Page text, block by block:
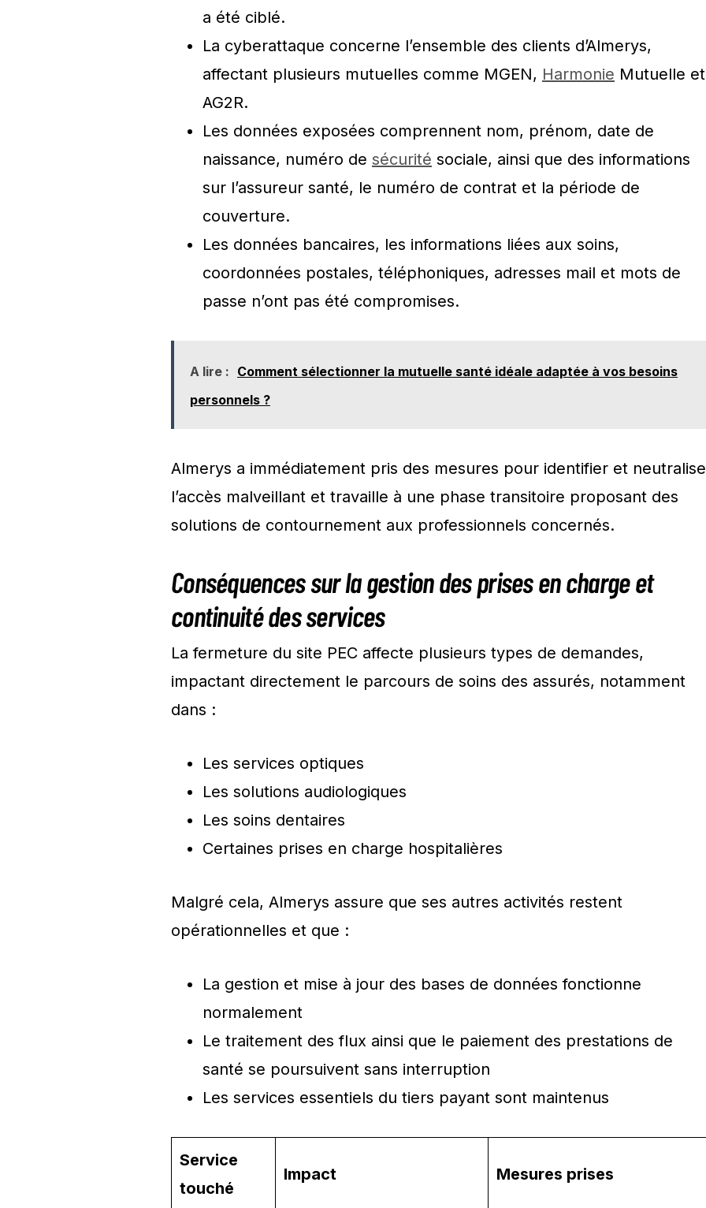
a été ciblé.
La cyberattaque concerne l’ensemble des clients d’Almerys,
affectant plusieurs mutuelles comme MGEN, Harmonie Mutuelle et
AG2R.
Les données exposées comprennent nom, prénom, date de
naissance, numéro de sécurité sociale, ainsi que des informations
sur l’assureur santé, le numéro de contrat et la période de
couverture.
Les données bancaires, les informations liées aux soins,
coordonnées postales, téléphoniques, adresses mail et mots de
passe n’ont pas été compromises.
A lire : Comment sélectionner la mutuelle santé idéale adaptée à vos besoins
personnels ?
Almerys a immédiatement pris des mesures pour identifier et
l’accès malveillant et travaille à une phase transitoire proposant des
solutions de contournement aux professionnels concernés.
Conséquences sur la gestion des prises en charge et
continuité des services
La fermeture du site PEC affecte plusieurs types de demandes,
impactant directement le parcours de soins des assurés, notamment
dans :
Les services optiques
Les solutions audiologiques
Les soins dentaires
Certaines prises en charge hospitalières
Malgré cela, Almerys assure que ses autres activités restent
opérationnelles et que :
La gestion et mise à jour des bases de données fonctionne
normalement
Le traitement des flux ainsi que le paiement des prestations de
santé se poursuivent sans interruption
Les services essentiels du tiers payant sont maintenus
Service
touché
Impact Mesures prises